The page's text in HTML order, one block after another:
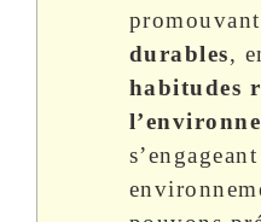
durables,
habitudes